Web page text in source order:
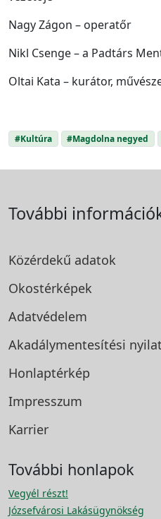
Nagy Zágon – operatőr
Nikl Csenge – a Padtárs
Oltai Kata – kurátor,
#Kultúra #Magdolna negyed
További
Közérdekű adatok
Okostérképek
Adatvédelem
Akadálymentesítési
Honlaptérkép
Impresszum
Karrier
További honlapok
Vegyél részt!
Józsefvárosi Lakásügynökség